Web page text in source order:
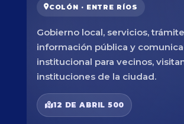
COLÓN · ENTRE RÍOS
Gobierno local, servicios,
información pública y
institucional para vecinos,
instituciones de la ciudad.
12 DE ABRIL 500